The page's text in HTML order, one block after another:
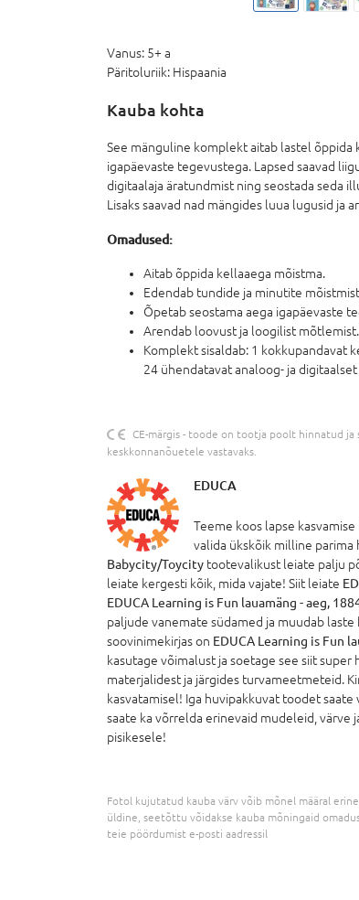
Vanus: 5+ a
Päritoluriik: Hispaania
Kauba kohta
See mänguline komplekt aitab lastel õppida
igapäevaste tegevustega. Lapsed saavad
digitaalaja äratundmist ning seostada seda
Lisaks saavad nad mängides luua lugusid ja
Omadused:
Aitab õppida kellaaega mõistma.
Edendab tundide ja minutite
Õpetab seostama aega igapäevaste
Arendab loovust ja loogilist mõtlemist.
Komplekt sisaldab: 1 kokkupandavat
24 ühendatavat analoog- ja
CE-märgis - toode on tootja poolt hinnatud ja
keskkonnanõuetele vastavaks.
EDUCA
Teeme koos lapse
valida ükskõik milline parima
Babycity/Toycity tootevalikust leiate palju
leiate kergesti kõik, mida vajate! Siit leiate
EDUCA Learning is Fun lauamäng - aeg,
paljude vanemate südamed ja muudab laste
soovinimekirjas on EDUCA Learning is Fun
kasutage võimalust ja soetage see siit
materjalidest ja järgides turvameetmeteid.
kasvatamisel! Iga huvipakkuvat toodet
saate ka võrrelda erinevaid mudeleid, värve
pisikesele!
Fotol kujutatud kauba värv võib mõnel määral
üldine, seetõttu võidakse kauba mõningaid
teie pöördumist e-posti aadressil